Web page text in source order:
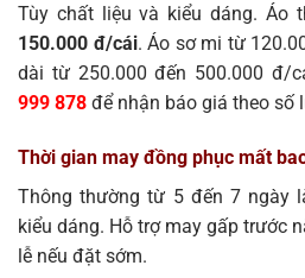
Tùy chất liệu và kiểu dáng. Áo
150.000 đ/cái. Áo sơ mi từ
dài từ 250.000 đến 500.000 đ/
999 878 để nhận báo giá theo số
Thời gian may đồng phục mất
Thông thường từ 5 đến 7 ngày
kiểu dáng. Hỗ trợ may gấp trước
lễ nếu đặt sớm.